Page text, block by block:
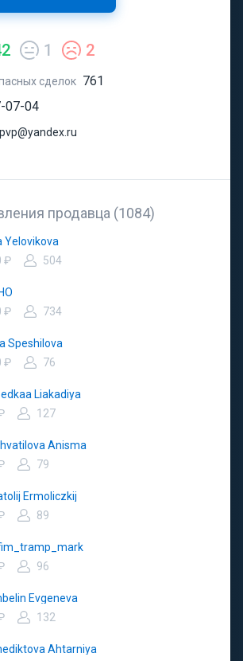
1 2
сделок 761
07-04
продавца (1084)
Yelovikova
₽
504
₽
734
Speshilova
₽
76
Liakadiya
127
Anisma
79
Ermoliczkij
89
96
Evgeneva
132
Ahtarniya